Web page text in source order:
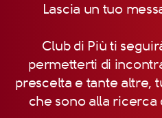
Lascia un tuo
Club di Più ti
permetterti di
prescelta e tante altre,
che sono alla